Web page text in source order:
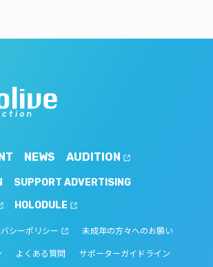
NEWS AUDITION
SUPPORT ADVERTISING
HOLODULE
シーポリシー 未成年の方々へのお願い
よくある質問 サポーターガイドライン